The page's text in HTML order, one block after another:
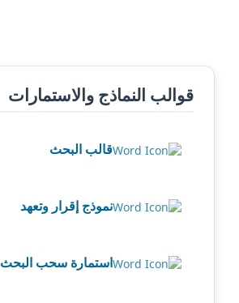
قوالب النماذج والاستمارات
قالب البحث
نموذج إقرار وتعهد
استمارة سحب البحث